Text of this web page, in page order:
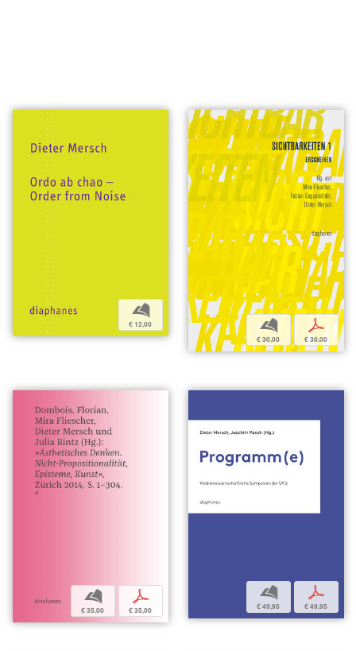
b
€ 12,00 b
€ 30,00
p
€ 30,00
b
€ 35,00
p
€ 35,00
b
€ 49,95
p
€ 49,95